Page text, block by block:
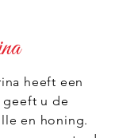
heeft een
geeft u de
en honing.